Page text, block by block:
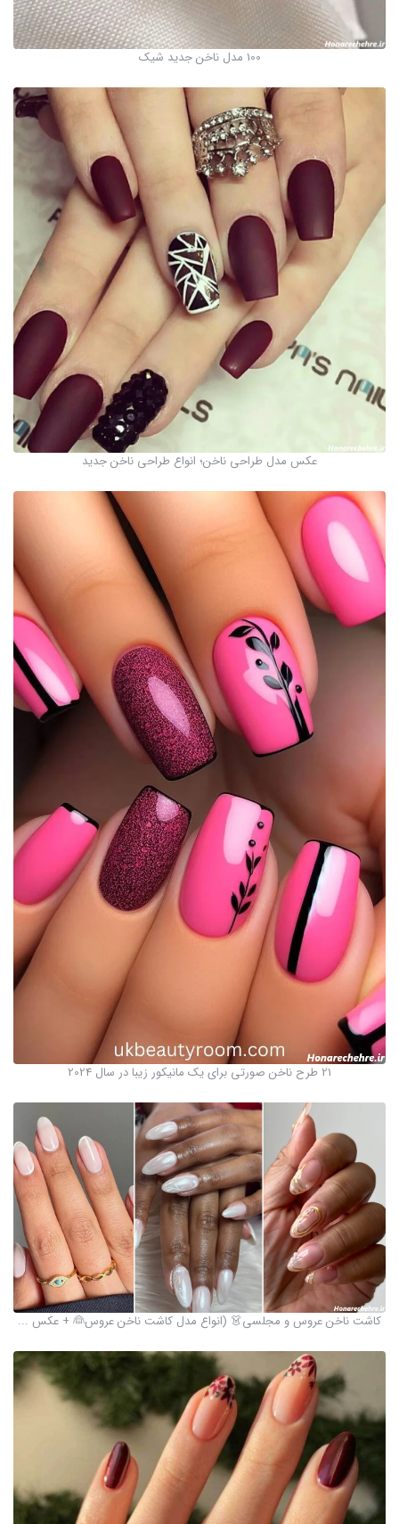
100 مدل ناخن جدید شیک
عکس مدل طراحی ناخن؛ انواع طراحی ناخن جدید
21 طرح ناخن صورتی برای یک مانیکور زیبا در سال 2024
کاشت ناخن عروس و مجلسی👗 (انواع مدل کاشت ناخن عروس👰 + عکس ...